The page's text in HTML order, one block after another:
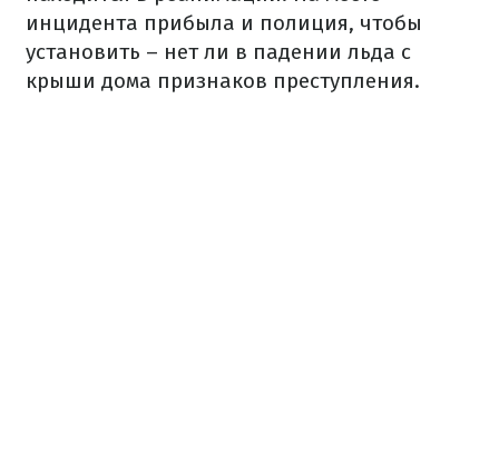
инцидента прибыла и полиция, чтобы
установить – нет ли в падении льда с
крыши дома признаков преступления.